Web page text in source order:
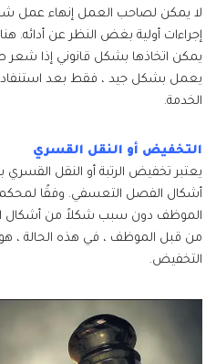
لا يمكن لصاحب العمل إنهاء عمل
إجراءات أولية بغض النظر عن أدائه.
يمكن اتخاذها بشكل قانوني إذا
يعمل بشكل جيد ، فقط بعد
الخدمة.
التخفيض أو النقل القسري
يعتبر تخفيض الرتبة أو النقل
أشكال الفصل التعسفي. وفقًا
الموظف دون سبب شكلاً من أشكال
من قبل الموظف ، في هذه الحالة ،
التخفيض.